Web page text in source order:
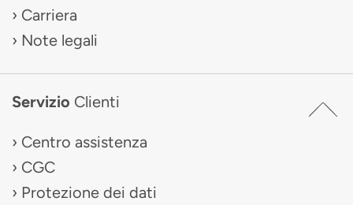
Carriera
Note legali
Servizio Clienti
Centro assistenza
CGC
Protezione dei dati